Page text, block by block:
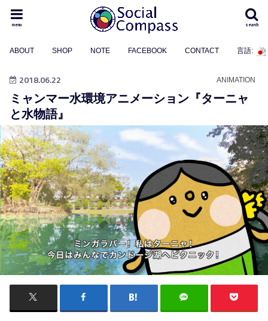
search
menu
ABOUT SHOP NOTE FACEBOOK CONTACT 言語:
ANIMATION
2018.06.22
ミャンマー水環境アニメーション『ターニャ
と水物語』